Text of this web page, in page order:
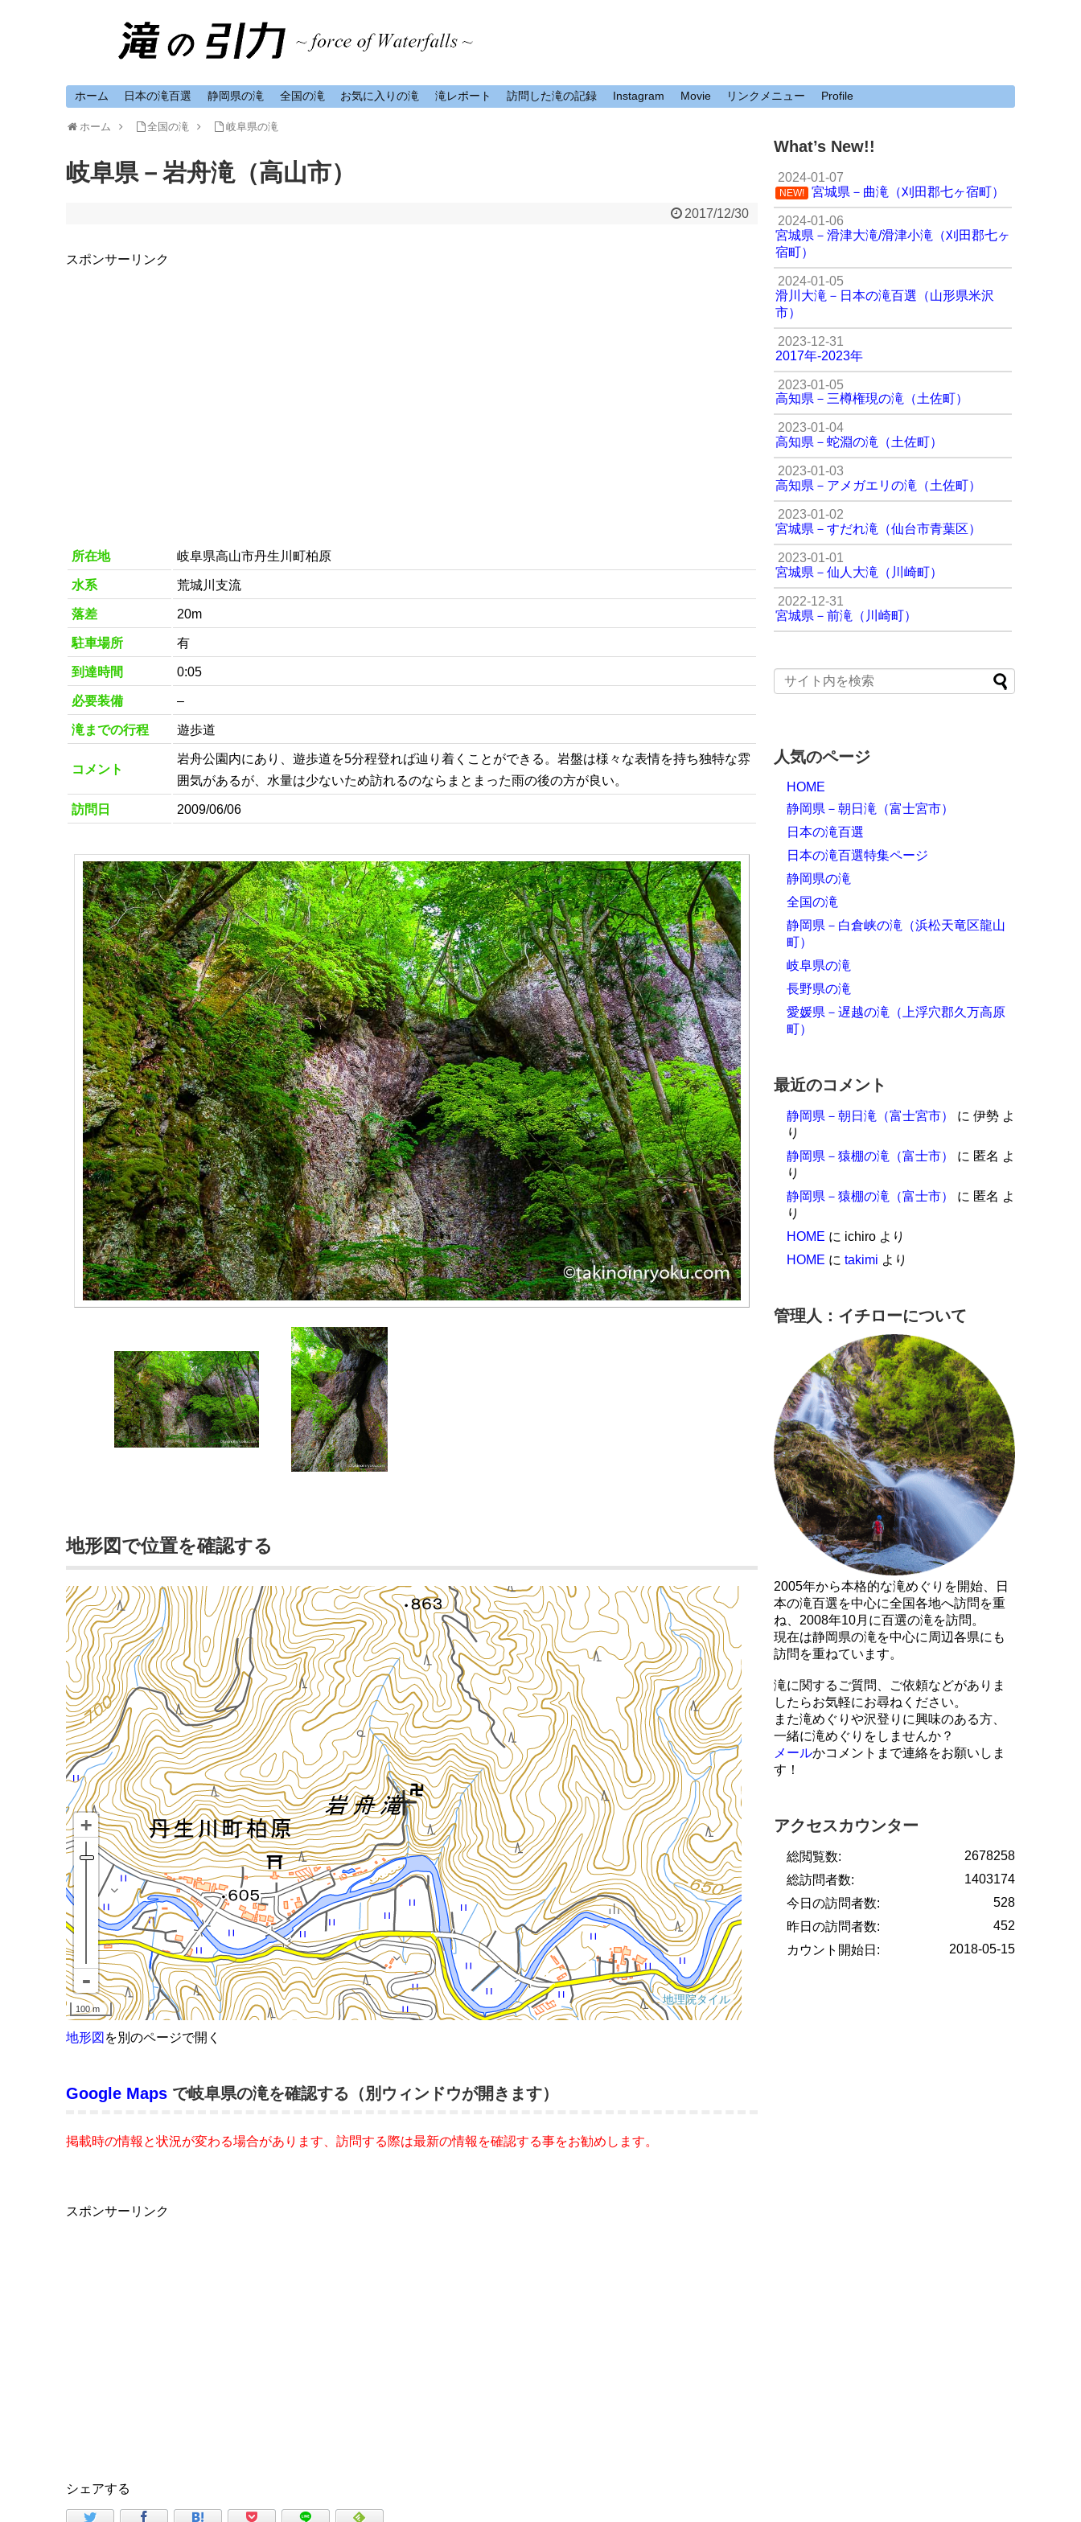
ホーム 日本の滝百選 静岡県の滝 全国の滝 お気に入りの滝 滝レポート 訪問した滝の記録 Instagram Movie リンクメニュー Profile
ホーム 全国の滝 岐阜県の滝
岐阜県－岩舟滝（高山市）
2017/12/30
スポンサーリンク
所在地 岐阜県高山市丹生川町柏原
水系 荒城川支流
落差 20m
駐車場所 有
到達時間 0:05
必要装備 –
滝までの行程 遊歩道
コメント
岩舟公園内にあり、遊歩道を5分程登れば辿り着くことができる。岩盤は様々な表情を持ち独特な雰
囲気があるが、水量は少ないため訪れるのならまとまった雨の後の方が良い。
訪問日 2009/06/06
地形図で位置を確認する
地形図 を別のページで開く
Google Maps で岐阜県の滝を確認する（別ウィンドウが開きます）
掲載時の情報と状況が変わる場合があります、訪問する際は最新の情報を確認する事をお勧めします。
スポンサーリンク
シェアする
What’s New!!
2024-01-07
NEW! 宮城県－曲滝（刈田郡七ヶ宿町）
2024-01-06
宮城県－滑津大滝/滑津小滝（刈田郡七ヶ
宿町）
2024-01-05
滑川大滝－日本の滝百選（山形県米沢
市）
2023-12-31
2017年-2023年
2023-01-05
高知県－三樽権現の滝（土佐町）
2023-01-04
高知県－蛇淵の滝（土佐町）
2023-01-03
高知県－アメガエリの滝（土佐町）
2023-01-02
宮城県－すだれ滝（仙台市青葉区）
2023-01-01
宮城県－仙人大滝（川崎町）
2022-12-31
宮城県－前滝（川崎町）
人気のページ
HOME
静岡県－朝日滝（富士宮市）
日本の滝百選
日本の滝百選特集ページ
静岡県の滝
全国の滝
静岡県－白倉峡の滝（浜松天竜区龍山
町）
岐阜県の滝
長野県の滝
愛媛県－遅越の滝（上浮穴郡久万高原
町）
最近のコメント
静岡県－朝日滝（富士宮市） に 伊勢 よ
り
静岡県－猿棚の滝（富士市）
に 匿名 よ
り
静岡県－猿棚の滝（富士市）
に 匿名 よ
り
HOME に ichiro より
HOME に takimi より
管理人：イチローについて
2005年から本格的な滝めぐりを開始、日
本の滝百選を中心に全国各地へ訪問を重
ね、2008年10月に百選の滝を訪問。
現在は静岡県の滝を中心に周辺各県にも
訪問を重ねています。
滝に関するご質問、ご依頼などがありま
したらお気軽にお尋ねください。
また滝めぐりや沢登りに興味のある方、
一緒に滝めぐりをしませんか？
メールかコメントまで連絡をお願いしま
す！
アクセスカウンター
2678258
総閲覧数:
1403174
総訪問者数:
528
今日の訪問者数:
452
昨日の訪問者数:
2018-05-15
カウント開始日: